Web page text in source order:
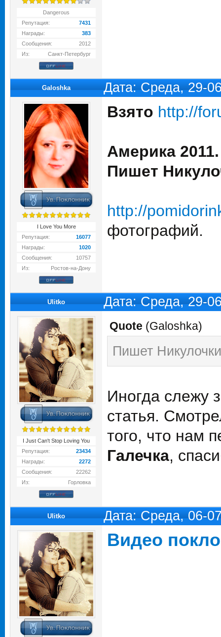
Dangerous
Репутация:
7431
Награды:
383
Сообщения:
2012
Из:
Санкт-Петербург
Galoshka Дата: Среда, 29-
I Love You More
Репутация:
16077
Награды:
1020
Сообщения:
10757
Из:
Ростов-на-Дону
Взято http://
Америка
Пишет
http://
фотографий.
Ulitko Дата: Среда, 29-
I Just Can't Stop Loving You
Репутация:
23434
Награды:
2272
Сообщения:
22262
Из:
Горловка
Quote (Galoshka)
Пишет
Иногда слежу
статья.
того, что нам
Галечка,
Ulitko Дата: Среда, 06-
Видео